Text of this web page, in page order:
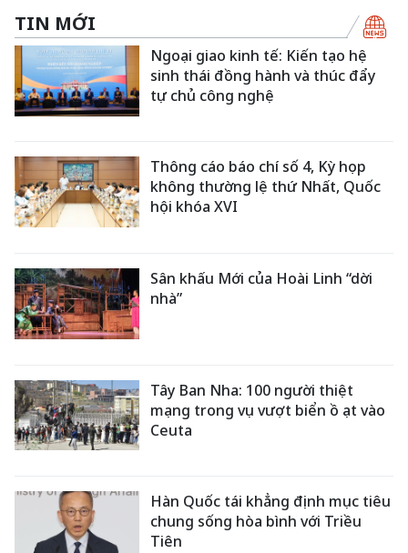
TIN MỚI
Ngoại giao kinh tế: Kiến tạo hệ
sinh thái đồng hành và thúc đẩy
tự chủ công nghệ
Thông cáo báo chí số 4, Kỳ họp
không thường lệ thứ Nhất, Quốc
hội khóa XVI
Sân khấu Mới của Hoài Linh “dời
nhà”
Tây Ban Nha: 100 người thiệt
mạng trong vụ vượt biển ồ ạt vào
Ceuta
Hàn Quốc tái khẳng định mục tiêu
chung sống hòa bình với Triều
Tiên